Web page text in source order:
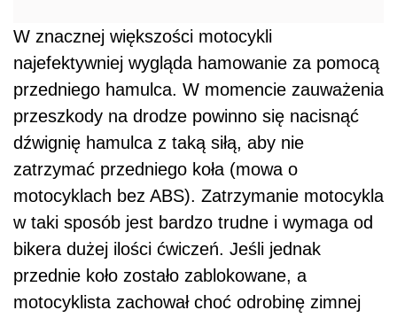
W znacznej większości motocykli
najefektywniej wygląda hamowanie za pomocą
przedniego hamulca. W momencie zauważenia
przeszkody na drodze powinno się nacisnąć
dźwignię hamulca z taką siłą, aby nie
zatrzymać przedniego koła (mowa o
motocyklach bez ABS). Zatrzymanie motocykla
w taki sposób jest bardzo trudne i wymaga od
bikera dużej ilości ćwiczeń. Jeśli jednak
przednie koło zostało zablokowane, a
motocyklista zachował choć odrobinę zimnej